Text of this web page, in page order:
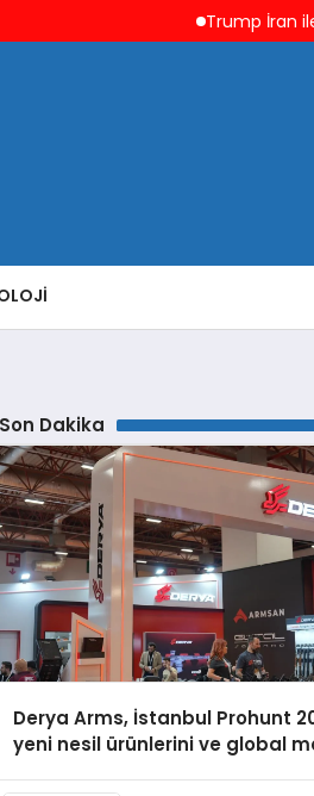
Trump İran ile
Son Dakika
Derya Arms, İstanbul Prohunt
yeni nesil ürünlerini ve global